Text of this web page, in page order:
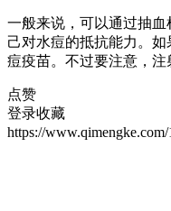
一般来说，可以通过抽
己对水痘的抵抗能力。
痘疫苗。不过要注意，注
点赞
登录收藏
https://